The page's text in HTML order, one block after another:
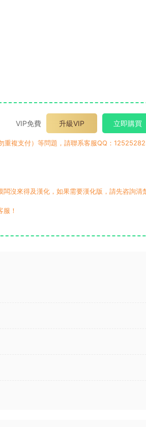
VIP免費 升級VIP 立即購買
重複支付）等問題，請聯系客服QQ：
沒來得及漢化，如果需要漢化版，請先咨詢清
！